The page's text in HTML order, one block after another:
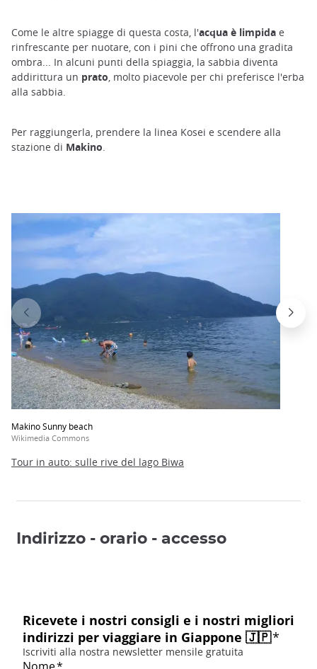
Come le altre spiagge di questa costa, l'acqua è limpida e
rinfrescante per nuotare, con i pini che offrono una gradita
ombra... In alcuni punti della spiaggia, la sabbia diventa
addirittura un prato, molto piacevole per chi preferisce l'erba
alla sabbia.
Per raggiungerla, prendere la linea Kosei e scendere alla
stazione di Makino
Makino Sunny beach
Wikimedia Commons
Tour in auto: sulle rive del lago Biwa
Indirizzo - orario - accesso